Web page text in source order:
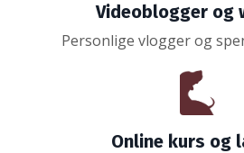
Videoblogger og
Personlige vlogger og
Online kurs og